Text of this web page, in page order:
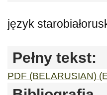
język
Pełny tekst:
PDF (BELARUSIAN)